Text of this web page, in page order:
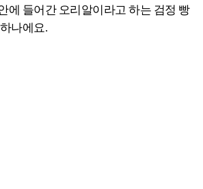
에 들어간 오리알이라고 하는 검정 빵
나에요.